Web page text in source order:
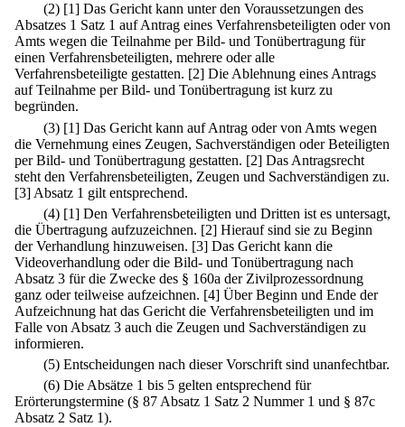
(2) [1] Das Gericht kann unter den Voraussetzungen des
Absatzes 1 Satz 1 auf Antrag eines Verfahrensbeteiligten oder von
Amts wegen die Teilnahme per Bild- und Tonübertragung für
einen Verfahrensbeteiligten, mehrere oder alle
Verfahrensbeteiligte gestatten. [2] Die Ablehnung eines Antrags
auf Teilnahme per Bild- und Tonübertragung ist kurz zu
begründen.
(3) [1] Das Gericht kann auf Antrag oder von Amts wegen
die Vernehmung eines Zeugen, Sachverständigen oder Beteiligten
per Bild- und Tonübertragung gestatten. [2] Das Antragsrecht
steht den Verfahrensbeteiligten, Zeugen und Sachverständigen zu.
[3] Absatz 1 gilt entsprechend.
(4) [1] Den Verfahrensbeteiligten und Dritten ist es untersagt,
die Übertragung aufzuzeichnen. [2] Hierauf sind sie zu Beginn
der Verhandlung hinzuweisen. [3] Das Gericht kann die
Videoverhandlung oder die Bild- und Tonübertragung nach
Absatz 3 für die Zwecke des § 160a der Zivilprozessordnung
ganz oder teilweise aufzeichnen. [4] Über Beginn und Ende der
Aufzeichnung hat das Gericht die Verfahrensbeteiligten und im
Falle von Absatz 3 auch die Zeugen und Sachverständigen zu
informieren.
(5) Entscheidungen nach dieser Vorschrift sind unanfechtbar.
(6) Die Absätze 1 bis 5 gelten entsprechend für
Erörterungstermine (§ 87 Absatz 1 Satz 2 Nummer 1 und § 87c
Absatz 2 Satz 1).